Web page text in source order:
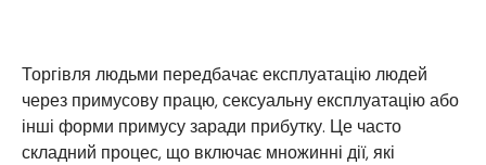
Торгівля людьми передбачає експлуатацію людей
через примусову працю, сексуальну експлуатацію або
інші форми примусу заради прибутку. Це часто
складний процес, що включає множинні дії, які